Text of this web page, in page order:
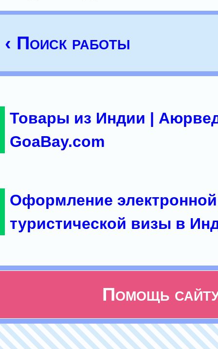
‹ Поиск работы
Товары из Индии |
GoaBay.com
Оформление электронной
туристической визы в
Помощь